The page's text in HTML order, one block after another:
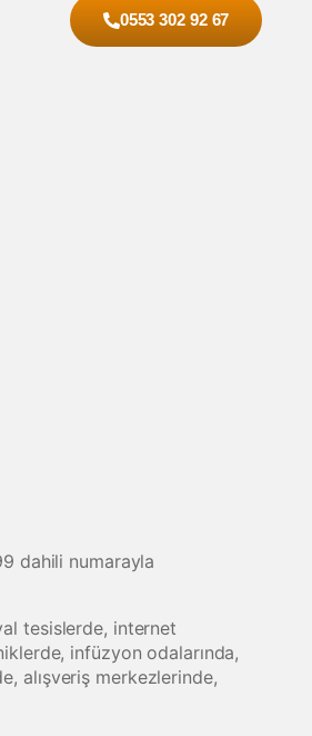
0553 302 92 67
dahili numarayla
tesislerde, internet
infüzyon odalarında,
alışveriş merkezlerinde,